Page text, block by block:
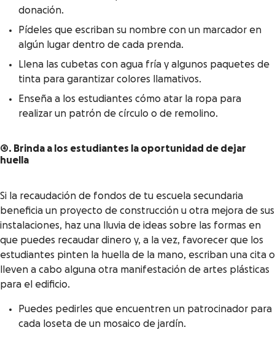
donación.
Pídeles que escriban su nombre con un marcador en
algún lugar dentro de cada prenda.
Llena las cubetas con agua fría y algunos paquetes de
tinta para garantizar colores llamativos.
Enseña a los estudiantes cómo atar la ropa para
realizar un patrón de círculo o de remolino.
4. Brinda a los estudiantes la oportunidad de dejar
huella
Si la recaudación de fondos de tu escuela secundaria
beneficia un proyecto de construcción u otra mejora de sus
instalaciones, haz una lluvia de ideas sobre las formas en
que puedes recaudar dinero y, a la vez, favorecer que los
estudiantes pinten la huella de la mano, escriban una cita o
lleven a cabo alguna otra manifestación de artes plásticas
para el edificio.
Puedes pedirles que encuentren un patrocinador para
cada loseta de un mosaico de jardín.